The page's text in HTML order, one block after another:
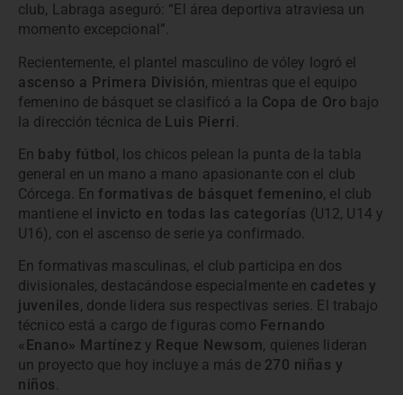
club, Labraga aseguró: “El área deportiva atraviesa un
momento excepcional”.
Recientemente, el plantel masculino de vóley logró el
ascenso a Primera División, mientras que el equipo
femenino de básquet se clasificó a la Copa de Oro bajo
la dirección técnica de Luis Pierri
En baby fútbol, los chicos pelean la punta de la tabla
general en un mano a mano apasionante con el club
Córcega. En formativas de básquet femenino, el club
mantiene el invicto en todas las categorías (U12, U14 y
U16), con el ascenso de serie ya confirmado.
En formativas masculinas, el club participa en dos
divisionales, destacándose especialmente en cadetes y
juveniles, donde lidera sus respectivas series. El trabajo
técnico está a cargo de figuras como Fernando
«Enano» Martínez y Reque Newsom, quienes lideran
un proyecto que hoy incluye a más de 270 niñas y
niños .